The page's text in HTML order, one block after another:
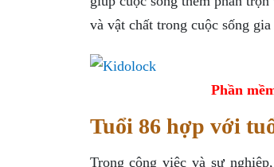
và vật chất trong cuộc sống
Phần
Tuổi 86 hợp với
Trong công việc và sự